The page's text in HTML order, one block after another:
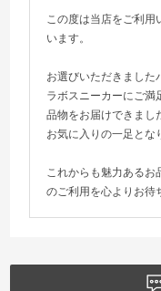
この度は当店をご利用
います。
お選びいただきました
ラボスニーカーにご満
品物をお届けできまし
お気に入りの一足とな
これからも魅力あるお
のご利用を心よりお待